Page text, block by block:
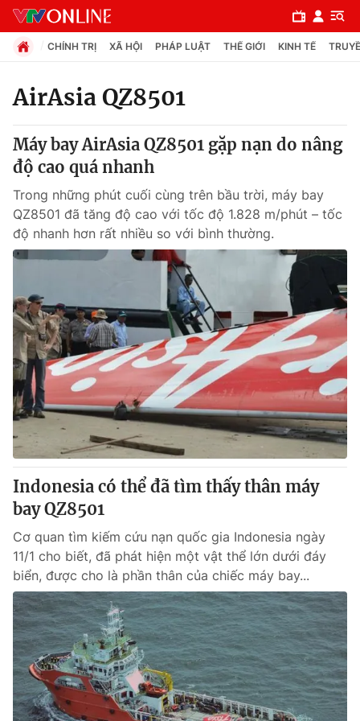
Chuyên mục
Chính trị
Xã hội
Pháp luật
Y tế
Thế giới
Tin tức
Thế giới đó đây
Câu chuyện quốc tế
Kinh tế
Tài chính
Thị trường
Góc doanh nghiệp
Dữ liệu và đời sống
Truyền hình
Phim VTV
Hậu trường
Nhân vật
Khán giả
Giải sao mai
Giải trí
Điện ảnh
Âm nhạc
Sao
Đời sống
Du lịch
Làm đẹp
Chất lượng cuộc sống
Giáo dục
Tuyển sinh
Học trực tuyến
Công nghệ
Hitech Công nghệ tương lai
CHÍNH TRỊ XÃ HỘI PHÁP LUẬT THẾ GIỚI KINH TẾ
AirAsia QZ8501
Máy bay AirAsia QZ8501 gặp nạn do nâng
độ cao quá nhanh
Trong những phút cuối cùng trên bầu trời, máy bay
QZ8501 đã tăng độ cao với tốc độ 1.828 m/phút – tốc
độ nhanh hơn rất nhiều so với bình thường.
Indonesia có thể đã tìm thấy thân máy
bay QZ8501
Cơ quan tìm kiếm cứu nạn quốc gia Indonesia ngày
11/1 cho biết, đã phát hiện một vật thể lớn dưới đáy
biển, được cho là phần thân của chiếc máy bay...